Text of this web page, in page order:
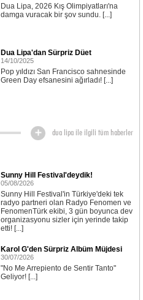
Dua Lipa, 2026 Kış Olimpiyatları'na
damga vuracak bir şov sundu. [...]
Dua Lipa'dan Sürpriz Düet
14/10/2025
Pop yıldızı San Francisco sahnesinde
Green Day efsanesini ağırladı! [...]
dua lipa ile ilgili tüm haberler
Sunny Hill Festival'deydik!
05/08/2026
Sunny Hill Festival'in Türkiye'deki tek
radyo partneri olan Radyo Fenomen ve
FenomenTürk ekibi, 3 gün boyunca dev
organizasyonu sizler için yerinde takip
etti! [...]
Karol G'den Sürpriz Albüm Müjdesi
30/07/2026
"No Me Arrepiento de Sentir Tanto"
Geliyor! [...]